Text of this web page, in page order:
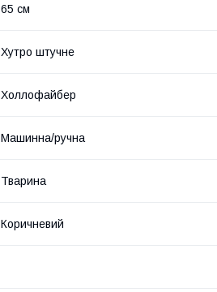
65 см
Хутро штучне
Холлофайбер
Машинна/ручна
Тварина
Коричневий